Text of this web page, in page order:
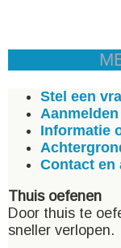
Stel een
Aanmelden
Informatie
Contact en
Thuis oefenen
Door thuis te
sneller verlopen.